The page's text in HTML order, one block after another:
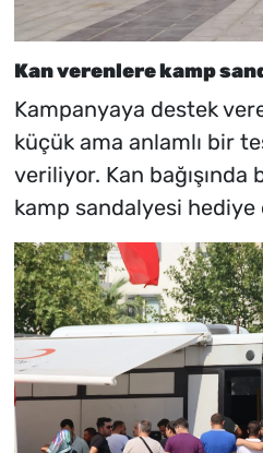
Kan verenlere kamp
Kampanyaya destek
küçük ama anlamlı bir
veriliyor. Kan bağışında
kamp sandalyesi